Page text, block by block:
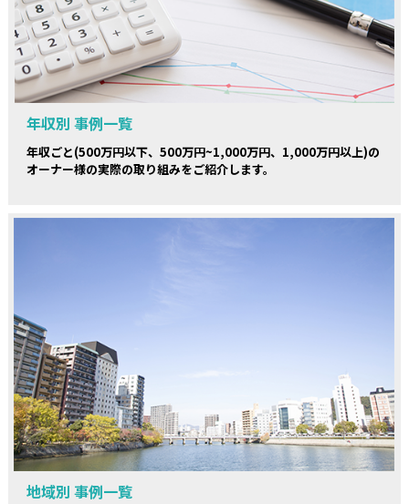
年収別 事例一覧
年収ごと(500万円以下、500万円~1,000万円、1,000万円以上)の
オーナー様の実際の取り組みをご紹介します。
地域別 事例一覧